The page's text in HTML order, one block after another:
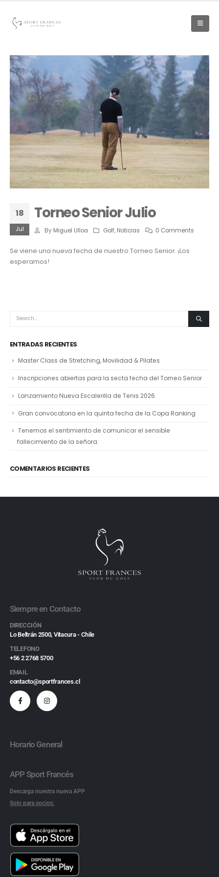
18
Jul
Torneo Senior Julio
By Miguel Ulloa Golf, Noticias 0 Comments
Se viene una nueva fecha de nuestro Torneo Senior. ¡Los
esperamos!
ENTRADAS RECIENTES
Master Class de Stretching, Movilidad & Pilates
Inscripciones abiertas para la secta fecha del Torneo Senior
Lanzamiento Nueva Escalerilla de Tenis 2026
Gran convocatoria en la quinta fecha de la Copa Ranking
Tenemos el sentimiento de comunicar el sensible
fallecimiento de la señora:
COMENTARIOS RECIENTES
Siempre en Contacto
DIRECCIÓN
Lo Beltrán 2500, Vitacura - Chile
TELEFONO
+56 2 2768 5700
EMAIL
contacto@sportfrances.cl
Horario General
APP Sport Francés
Descarga nuestra nueva APP
Solo para socios: